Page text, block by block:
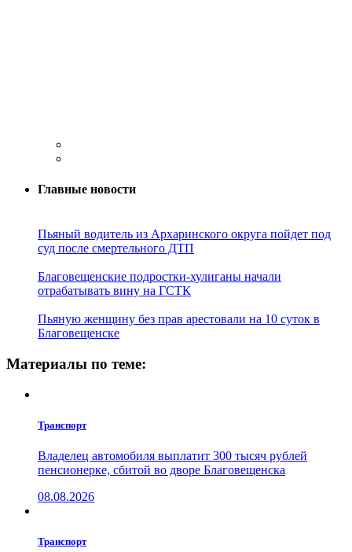
Главные новости
Пьяный водитель из Архаринского округа пойдет под
суд после смертельного ДТП
Благовещенские подростки-хулиганы начали
отрабатывать вину на ГСТК
Пьяную женщину без прав арестовали на 10 суток в
Благовещенске
Материалы по теме:
Транспорт
Владелец автомобиля выплатит 300 тысяч рублей
пенсионерке, сбитой во дворе Благовещенска
08.08.2026
Транспорт